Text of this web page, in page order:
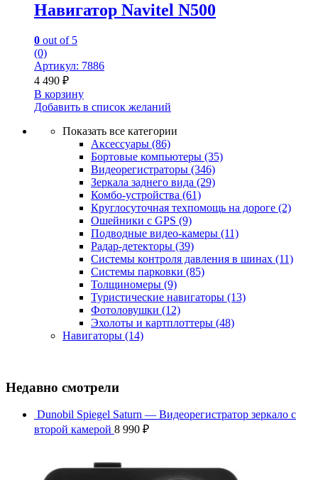
Навигатор Navitel N500
0 out of 5
(0)
Артикул: 7886
4 490 ₽
В корзину
Добавить в список желаний
Показать все категории
Аксессуары (86)
Бортовые компьютеры (35)
Видеорегистраторы (346)
Зеркала заднего вида (29)
Комбо-устройства (61)
Круглосуточная техпомощь на дороге (2)
Ошейники с GPS (9)
Подводные видео-камеры (11)
Радар-детекторы (39)
Системы контроля давления в шинах (11)
Системы парковки (85)
Толщиномеры (9)
Туристические навигаторы (13)
Фотоловушки (12)
Эхолоты и картплоттеры (48)
Навигаторы (14)
Недавно смотрели
Dunobil Spiegel Saturn — Видеорегистратор зеркало с
второй камерой 8 990 ₽